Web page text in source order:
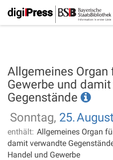
Allgemeines Organ
Gewerbe und
Gegenstände
Sonntag, 25.August
enthält: Allgemeines Organ
damit verwandte
Handel und Gewerbe